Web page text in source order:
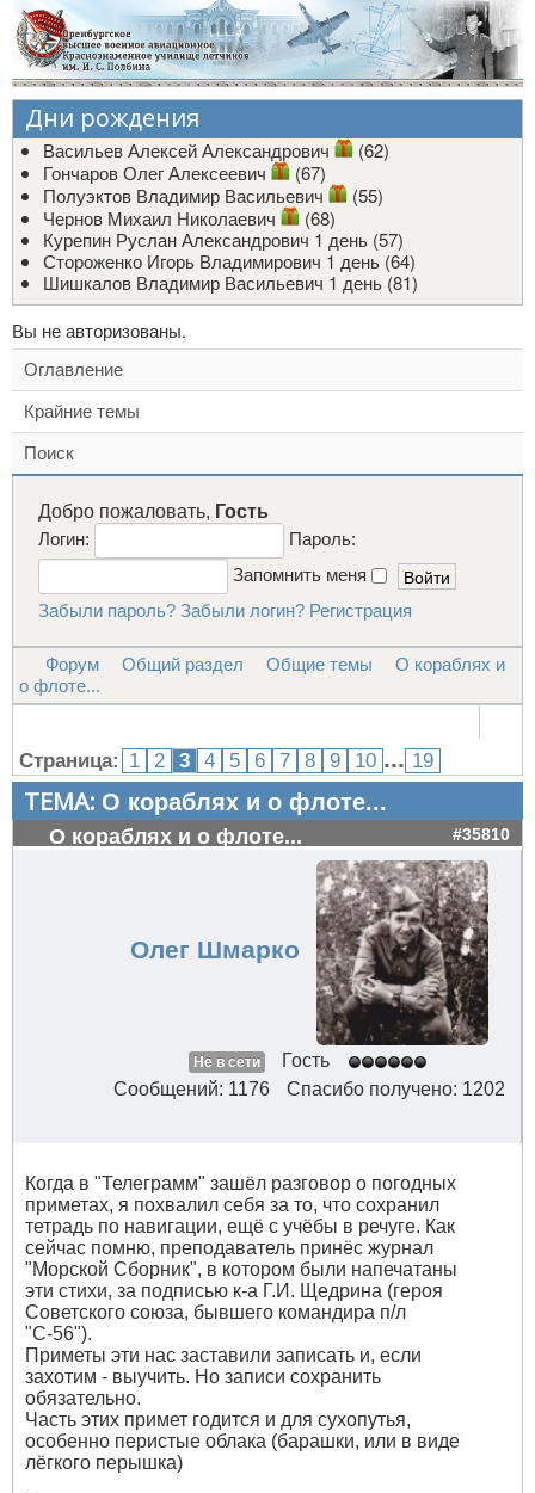
Дни рождения
Васильев Алексей Александрович
(62)
Гончаров Олег Алексеевич
(67)
Полуэктов Владимир Васильевич
(55)
Чернов Михаил Николаевич
(68)
Курепин Руслан Александрович 1 день (57)
Стороженко Игорь Владимирович 1 день (64)
Шишкалов Владимир Васильевич 1 день (81)
Вы не авторизованы.
Оглавление
Крайние темы
Поиск
Добро пожаловать, Гость
Логин:
Пароль:
Запомнить меня
Забыли пароль? Забыли логин? Регистрация
Форум Общий раздел Общие темы
О кораблях и
о флоте...
Страница: 1 2 3 4 5 6 7 8 9 10 ... 19
ТЕМА: О кораблях и о флоте...
О кораблях и о флоте... #35810
Олег Шмарко
Не в сети
Гость
Сообщений: 1176
Спасибо получено: 1202
Когда в "Телеграмм" зашёл разговор о погодных
приметах, я похвалил себя за то, что сохранил
тетрадь по навигации, ещё с учёбы в речуге. Как
сейчас помню, преподаватель принёс журнал
"Морской Сборник", в котором были напечатаны
эти стихи, за подписью к-а Г.И. Щедрина (героя
Советского союза, бывшего командира п/л
"С-56").
Приметы эти нас заставили записать и, если
захотим - выучить. Но записи сохранить
обязательно.
Часть этих примет годится и для сухопутья,
особенно перистые облака (барашки, или в виде
лёгкого перышка)